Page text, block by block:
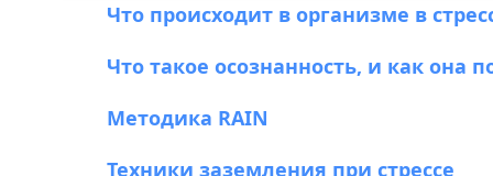
Что происходит в организме в
Что такое осознанность, и как она
Методика RAIN
Техники заземления при стрессе